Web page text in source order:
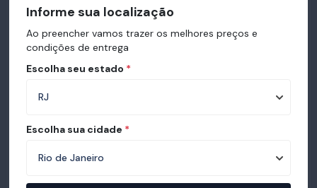
Informe sua localização
Ao preencher vamos trazer os melhores preços e
condições de entrega
Escolha seu estado *
Escolha sua cidade *